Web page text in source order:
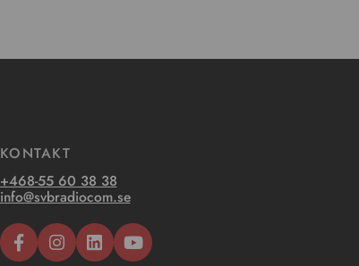
KONTAKT
+468-55 60 38 38
info@svbradiocom.se